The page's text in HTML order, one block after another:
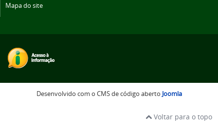
Mapa do site
Desenvolvido com o CMS de código aberto Joomla
Voltar para o topo